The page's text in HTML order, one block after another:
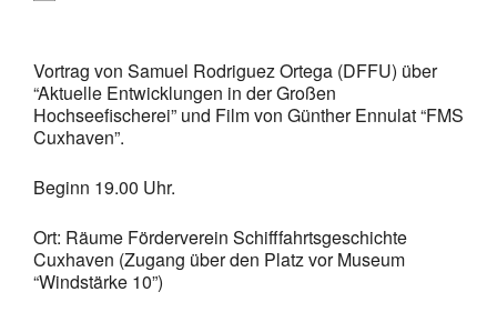
Vortrag von Samuel Rodriguez Ortega (DFFU) über
“Aktuelle Entwicklungen in der Großen
Hochseefischerei” und Film von Günther Ennulat “FMS
Cuxhaven”.
Beginn 19.00 Uhr.
Ort: Räume Förderverein Schifffahrtsgeschichte
Cuxhaven (Zugang über den Platz vor Museum
“Windstärke 10”)